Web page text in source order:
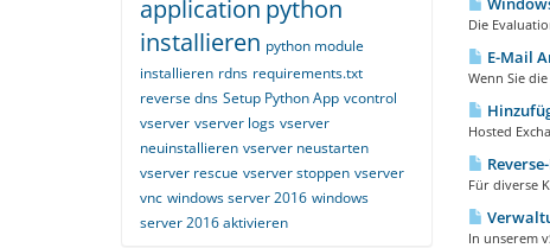
Die
E-Mail
Wenn Sie
Hosted
Für diverse
In unserem
application python
installieren python module
installieren rdns requirements.txt
reverse dns Setup Python App vcontrol
vserver vserver logs vserver
neuinstallieren vserver neustarten
vserver rescue vserver stoppen vserver
vnc windows server 2016 windows
server 2016 aktivieren